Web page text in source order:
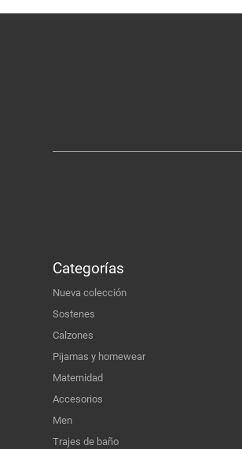
Categorías
Nueva colección
Sostenes
Calzones
Pijamas y homewear
Maternidad
Accesorios
Men
Trajes de baño